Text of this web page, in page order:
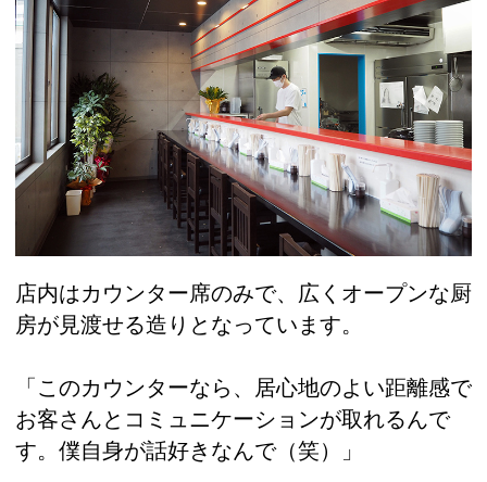
店内はカウンター席のみで、広くオープンな厨
房が見渡せる造りとなっています。
「このカウンターなら、居心地のよい距離感で
お客さんとコミュニケーションが取れるんで
す。僕自身が話好きなんで（笑）」